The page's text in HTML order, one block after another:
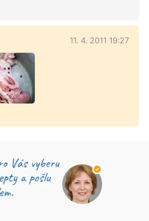
11. 4. 2011 19:27